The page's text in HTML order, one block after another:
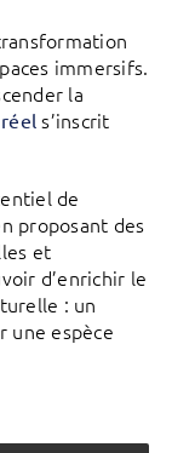
immersifs.
la
s’inscrit
de
proposant des
et
d’enrichir le
: un
une espèce